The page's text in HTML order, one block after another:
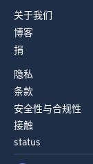
关于我们
博客
捐
隐私
条款
安全性与合规性
接触
status